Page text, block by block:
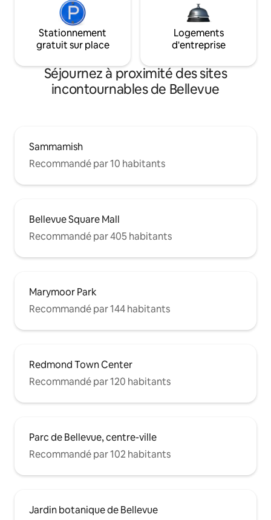
Stationnement
gratuit sur place
Logements
d'entreprise
Séjournez à proximité des sites
incontournables de Bellevue
Sammamish
Recommandé par 10 habitants
Bellevue Square Mall
Recommandé par 405 habitants
Marymoor Park
Recommandé par 144 habitants
Redmond Town Center
Recommandé par 120 habitants
Parc de Bellevue, centre-ville
Recommandé par 102 habitants
Jardin botanique de Bellevue